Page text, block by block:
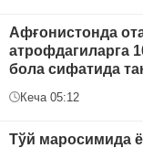
Афғонистонда
атрофдагиларга
бола сифатида
Кеча 05:12
Тўй маросимида